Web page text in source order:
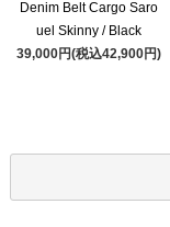
Denim Belt Cargo Saro
uel Skinny / Black
39,000円(税込42,900円)